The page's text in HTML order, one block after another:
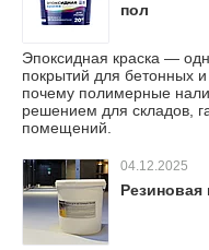
пол
Эпоксидная краска —
покрытий для бетонных
почему полимерные
решением для складов,
помещений.
04.12.2025
Резиновая